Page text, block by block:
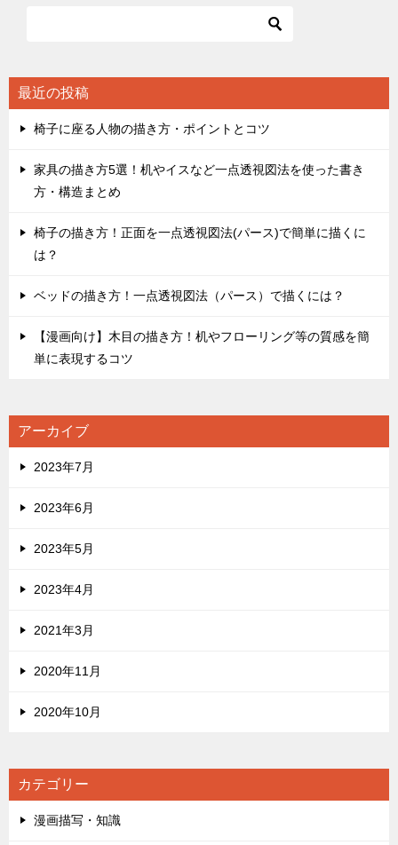
最近の投稿
椅子に座る人物の描き方・ポイントとコツ
家具の描き方5選！机やイスなど一点透視図法を使った書き
方・構造まとめ
椅子の描き方！正面を一点透視図法(パース)で簡単に描くに
は？
ベッドの描き方！一点透視図法（パース）で描くには？
【漫画向け】木目の描き方！机やフローリング等の質感を簡
単に表現するコツ
アーカイブ
2023年7月
2023年6月
2023年5月
2023年4月
2021年3月
2020年11月
2020年10月
カテゴリー
漫画描写・知識